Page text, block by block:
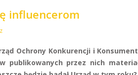
influencerom
Ochrony Konkurencji i
publikowanych przez nich